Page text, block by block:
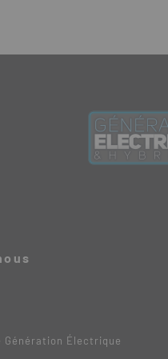
Génération Électrique